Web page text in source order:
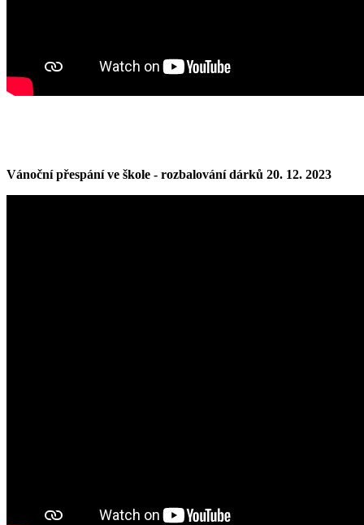
Vánoční přespání ve škole - rozbalování dárků 20. 12. 2023